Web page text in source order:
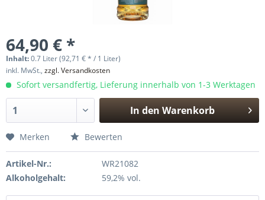
64,90 € *
Inhalt:0.7 Liter (92,71 € * / 1 Liter)
inkl. MwSt., zzgl. Versandkosten
Sofort versandfertig, Lieferung innerhalb von 1-3 Werktagen
In den Warenkorb
Merken Bewerten
Artikel-Nr.:
WR21082
Alkoholgehalt:
59,2% vol.